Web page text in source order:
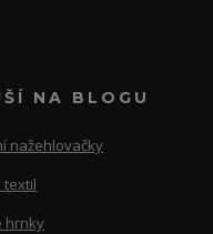
NA BLOGU
nažehlovačky
textil
hrnky